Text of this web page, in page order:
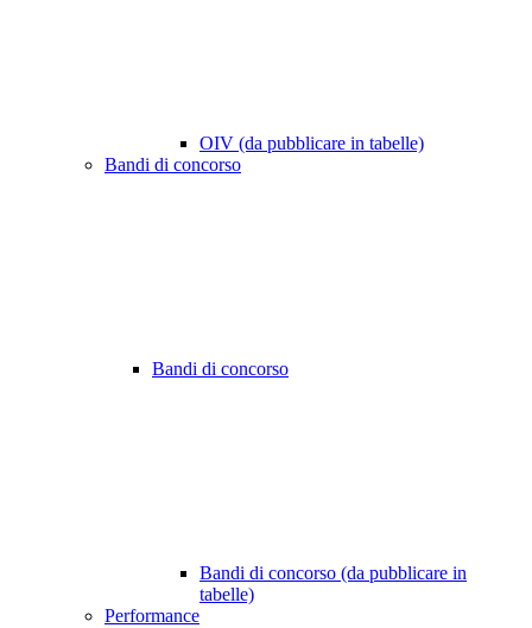
OIV (da pubblicare in tabelle)
Bandi di concorso
Bandi di concorso
Bandi di concorso (da pubblicare in
tabelle)
Performance